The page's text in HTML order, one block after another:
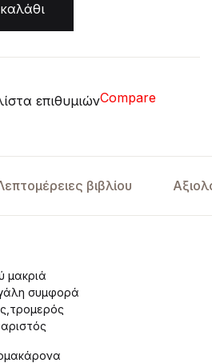
επιθυμιώνCompare
βιβλίου
μακριά
συμφορά